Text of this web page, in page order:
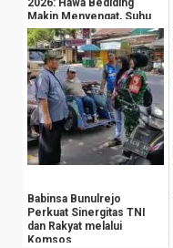
2026: Hawa Bediding
Makin Menyengat, Suhu
Pegunungan An...
Babinsa Bunulrejo
Perkuat Sinergitas TNI
dan Rakyat melalui
Komsos